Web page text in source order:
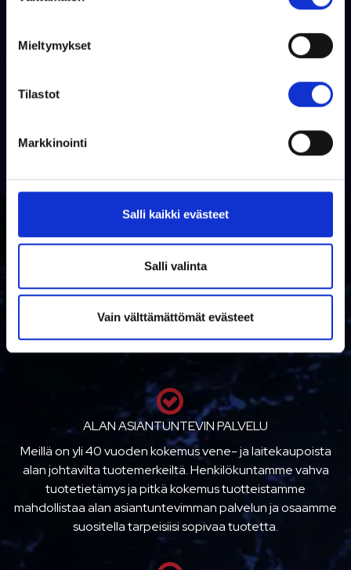
Mieltymykset
Tilastot
Markkinointi
Salli kaikki evästeet
Salli valinta
Vain välttämättömät evästeet
Miksi venekauppa.com?
ALAN ASIANTUNTEVIN PALVELU
Meillä on yli 40 vuoden kokemus vene- ja laitekaupoista
alan johtavilta tuotemerkeiltä. Henkilökuntamme vahva
tuotetietämys ja pitkä kokemus tuotteistamme
mahdollistaa alan asiantuntevimman palvelun ja osaamme
suositella tarpeisiisi sopivaa tuotetta.